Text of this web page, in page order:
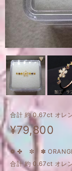
合計 約 0.67ct オレ
¥79,800
❁ ✤ ✼ ✽
合計 約 0.67ct オレ